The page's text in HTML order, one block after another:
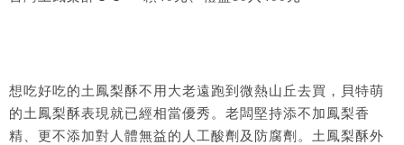
想吃好吃的土鳳梨酥不用大老遠跑到微熱山丘去買，貝特萌
的土鳳梨酥表現就已經相當優秀。老闆堅持添不加鳳梨香
精、更不添加對人體無益的人工酸劑及防腐劑。土鳳梨酥外